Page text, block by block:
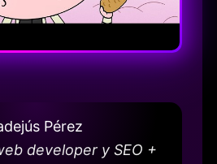
Pérez
developer y SEO +